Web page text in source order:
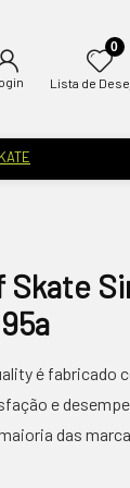
0
Lista de
é fabricado
e
das